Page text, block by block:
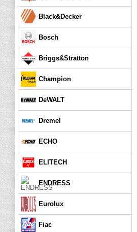
Black&Decker
Bosch
Briggs&Stratton
Champion
DeWALT
Dremel
ECHO
ELITECH
ENDRESS
Eurolux
Fiac